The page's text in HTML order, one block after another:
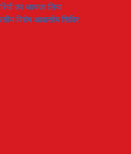
का जायजा लिया
विशेष आवासीय शिविर